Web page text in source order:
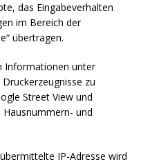
das Eingabeverhalten
im Bereich der
übertragen.
Informationen unter
zu
Street View und
und
IP-Adresse wird